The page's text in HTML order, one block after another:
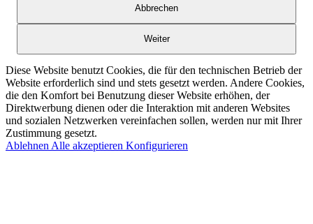
Abbrechen
Weiter
Diese Website benutzt Cookies, die für den technischen Betrieb der
Website erforderlich sind und stets gesetzt werden. Andere Cookies,
die den Komfort bei Benutzung dieser Website erhöhen, der
Direktwerbung dienen oder die Interaktion mit anderen Websites
und sozialen Netzwerken vereinfachen sollen, werden nur mit Ihrer
Zustimmung gesetzt.
Ablehnen Alle akzeptieren Konfigurieren